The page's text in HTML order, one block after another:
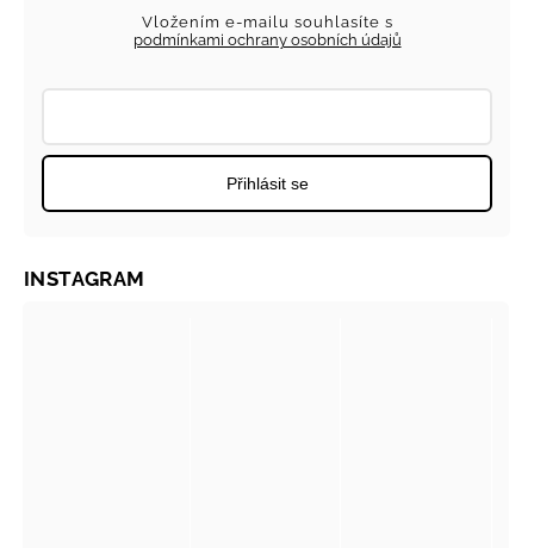
Vložením e-mailu souhlasíte s
podmínkami ochrany osobních údajů
Přihlásit se
INSTAGRAM